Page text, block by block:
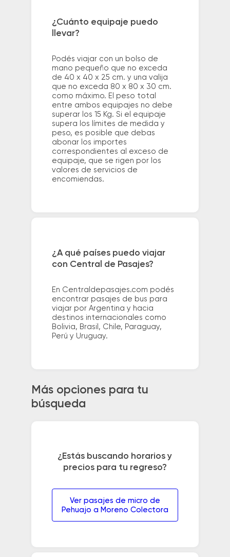
¿Cuánto equipaje puedo
llevar?
Podés viajar con un bolso de
mano pequeño que no exceda
de 40 x 40 x 25 cm. y una valija
que no exceda 80 x 80 x 30 cm.
como máximo. El peso total
entre ambos equipajes no debe
superar los 15 Kg. Si el equipaje
supera los límites de medida y
peso, es posible que debas
abonar los importes
correspondientes al exceso de
equipaje, que se rigen por los
valores de servicios de
encomiendas.
¿A qué países puedo viajar
con Central de Pasajes?
En Centraldepasajes.com podés
encontrar pasajes de bus para
viajar por Argentina y hacia
destinos internacionales como
Bolivia, Brasil, Chile, Paraguay,
Perú y Uruguay.
Más opciones para tu
búsqueda
¿Estás buscando horarios y
precios para tu regreso?
Ver pasajes de micro de
Pehuajo a Moreno Colectora